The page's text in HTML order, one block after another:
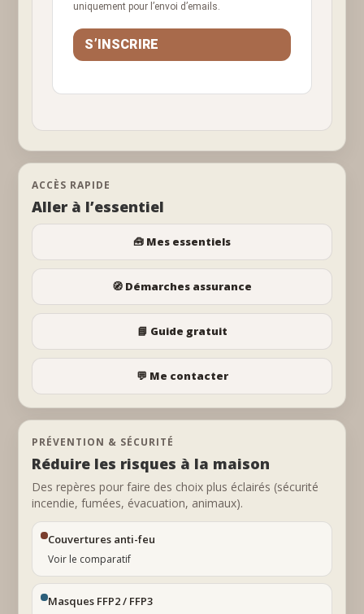
uniquement pour l’envoi d’emails.
S’INSCRIRE
ACCÈS RAPIDE
Aller à l’essentiel
🧰 Mes essentiels
🧭 Démarches assurance
📘 Guide gratuit
💬 Me contacter
PRÉVENTION & SÉCURITÉ
Réduire les risques à la maison
Des repères pour faire des choix plus éclairés (sécurité
incendie, fumées, évacuation, animaux).
Couvertures anti-feu
Voir le comparatif
Masques FFP2 / FFP3